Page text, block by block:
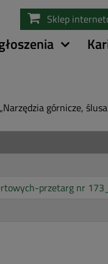
Sklep
górnicze,
przetarg nr